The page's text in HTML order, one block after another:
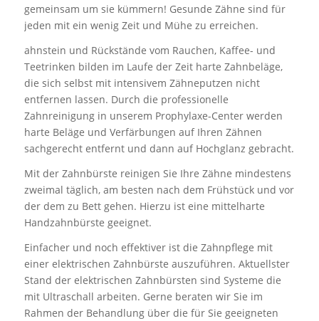
gemeinsam um sie kümmern! Gesunde Zähne sind für
jeden mit ein wenig Zeit und Mühe zu erreichen.
ahnstein und Rückstände vom Rauchen, Kaffee- und
Teetrinken bilden im Laufe der Zeit harte Zahnbeläge,
die sich selbst mit intensivem Zähneputzen nicht
entfernen lassen. Durch die professionelle
Zahnreinigung in unserem Prophylaxe-Center werden
harte Beläge und Verfärbungen auf Ihren Zähnen
sachgerecht entfernt und dann auf Hochglanz gebracht.
Mit der Zahnbürste reinigen Sie Ihre Zähne mindestens
zweimal täglich, am besten nach dem Frühstück und vor
der dem zu Bett gehen. Hierzu ist eine mittelharte
Handzahnbürste geeignet.
Einfacher und noch effektiver ist die Zahnpflege mit
einer elektrischen Zahnbürste auszuführen. Aktuellster
Stand der elektrischen Zahnbürsten sind Systeme die
mit Ultraschall arbeiten. Gerne beraten wir Sie im
Rahmen der Behandlung über die für Sie geeigneten